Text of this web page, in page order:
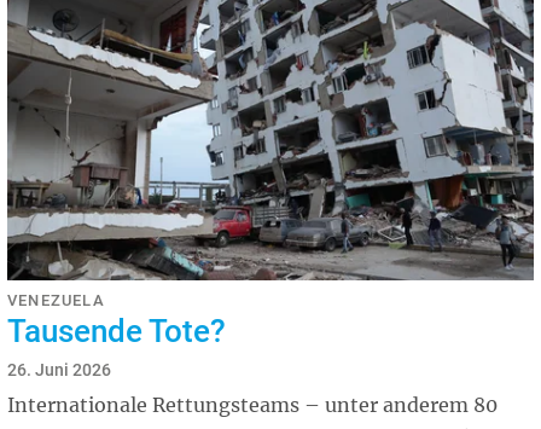
VENEZUELA
Tausende Tote?
26. Juni 2026
Internationale Rettungsteams – unter anderem 80